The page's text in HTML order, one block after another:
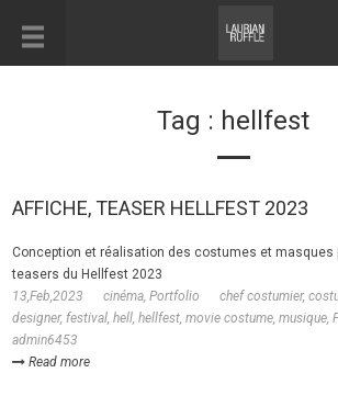
Tag : hellfest
AFFICHE, TEASER HELLFEST 2023
Conception et réalisation des costumes et masques
teasers du Hellfest 2023
13,Feb,2023
cinéma, Portfolio chef costumier,
designer, festival, hell, hellfest, movie costume, musique,
admin6453
Read more